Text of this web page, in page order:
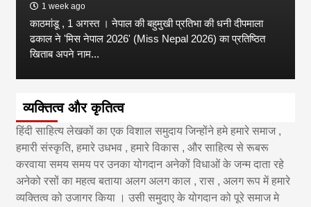
1 week ago
काठमांडू , 1 अगस्त । नेपाल की बहुमुखी प्रतिभा की धनी दीपमाला
ढकाल ने 'मिस नेपाल 2026' (Miss Nepal 2026) का प्रतिष्ठित
खिताब अपने नाम...
व्यक्तित्व और कृतित्व
हिंदी साहित्य लेखकों का एक विशाल समुदाय जिन्होंने हमे हमारे समाज ,
हमारी संस्कृति, हमारे उधभव , हमारे विकास , और साहित्य से रूबरू
करवाया समय समय पर उनका योगदान अनेकों विधाओं के जन्म दाता रहे
अनेको रसों का महत्व बताया अलग अलग काल , रास , अलग रूप में हमारे
व्यक्तित्व को उजागर किया । उसी समुदाए के योगदान को पूरे समाज मे